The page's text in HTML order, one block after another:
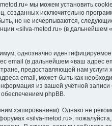
мы можем установить
созданных исключительно
но не исчерпываются,
«silva-metod.ru» (в
однозначно
email (в дальнейшем «ваш адрес
предоставляющей нам
email, может быть как
из вашей учётной
phpBB.
хэшированием). Однако не
«silva-metod.ru»,